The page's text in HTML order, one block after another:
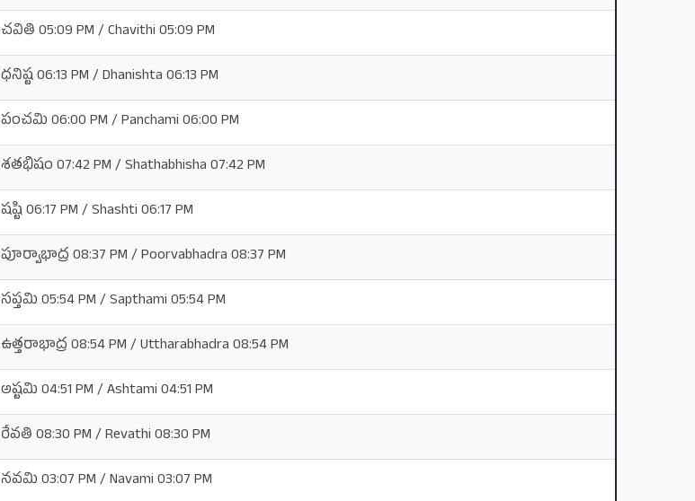
చవితి 05:09 PM / Chavithi 05:09 PM
ధనిష్ట 06:13 PM / Dhanishta 06:13 PM
పంచమి 06:00 PM / Panchami 06:00 PM
శతభిషం 07:42 PM / Shathabhisha 07:42 PM
షష్టి 06:17 PM / Shashti 06:17 PM
పూర్వాభాద్ర 08:37 PM / Poorvabhadra 08:37 PM
సప్తమి 05:54 PM / Sapthami 05:54 PM
ఉత్తరాభాద్ర 08:54 PM / Uttharabhadra 08:54 PM
అష్టమి 04:51 PM / Ashtami 04:51 PM
రేవతి 08:30 PM / Revathi 08:30 PM
నవమి 03:07 PM / Navami 03:07 PM